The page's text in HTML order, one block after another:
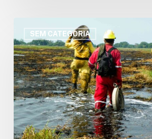
SEM CATEGORIA
lança
plataforma
regional
ExpoMIF
sobre
Manejo
Integral
do
Fogo
na